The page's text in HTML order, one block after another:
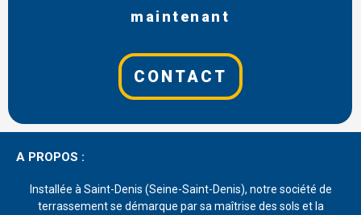
maintenant
CONTACT
A PROPOS :
Installée à Saint-Denis (Seine-Saint-Denis), notre société de
terrassement se démarque par sa maîtrise des sols et la